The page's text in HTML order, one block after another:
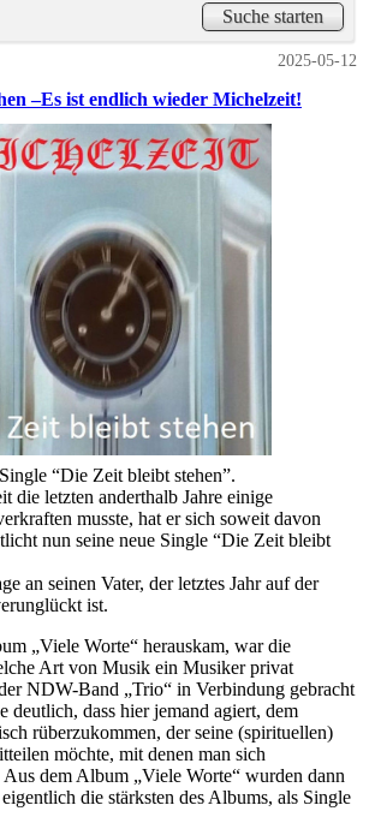
2025-05-12
–Es ist endlich wieder Michelzeit!
“Die Zeit bleibt stehen”.
die letzten anderthalb Jahre einige
musste, hat er sich soweit davon
nun seine neue Single “Die Zeit bleibt
an seinen Vater, der letztes Jahr auf der
ist.
„Viele Worte“ herauskam, war die
Art von Musik ein Musiker privat
NDW-Band „Trio“ in Verbindung gebracht
deutlich, dass hier jemand agiert, dem
rüberzukommen, der seine (spirituellen)
möchte, mit denen man sich
dem Album „Viele Worte“ wurden dann
die stärksten des Albums, als Single